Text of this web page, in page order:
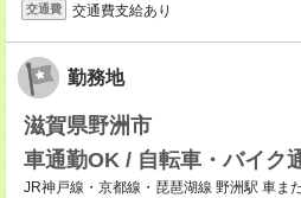
交通費 交通費支給あり
勤務地
滋賀県野洲市
車通勤OK / 自転車・バイク
JR神戸線・京都線・琵琶湖線 野洲駅 車ま